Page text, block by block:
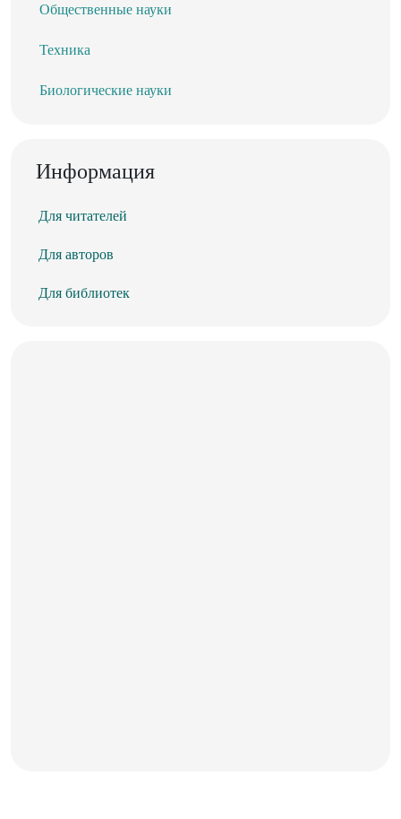
Общественные науки
Техника
Биологические науки
Информация
Для читателей
Для авторов
Для библиотек